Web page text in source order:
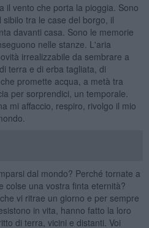
il vento che porta la pioggia. Sono
tra le case del borgo, il
davanti casa. Sono le memorie
nelle stanze. L'aria
irrealizzabile da sembrare a
terra e di erba tagliata, di
promette acqua, a metà tra
per sorprendici, un temporale.
mi affaccio, respiro, rivolgo il mio
dal mondo? Perché tornate a
colse una vostra finta eternità?
vi ritrae un giorno e per sempre
in vita, hanno fatto la loro
di terra, vicini e distanti. Voi